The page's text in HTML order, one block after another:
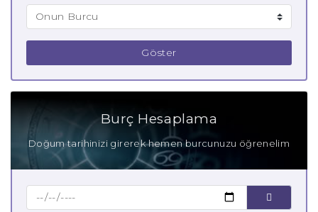
Göster
Burç Hesaplama
Doğum tarihinizi girerek hemen burcunuzu öğrenelim